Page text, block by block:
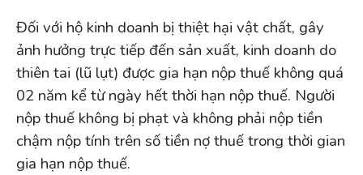
Đối với hộ kinh doanh bị thiệt hại vật chất, gây
ảnh hưởng trực tiếp đến sản xuất, kinh doanh do
thiên tai (lũ lụt) được gia hạn nộp thuế không quá
02 năm kể từ ngày hết thời hạn nộp thuế. Người
nộp thuế không bị phạt và không phải nộp tiền
chậm nộp tính trên số tiền nợ thuế trong thời gian
gia hạn nộp thuế.